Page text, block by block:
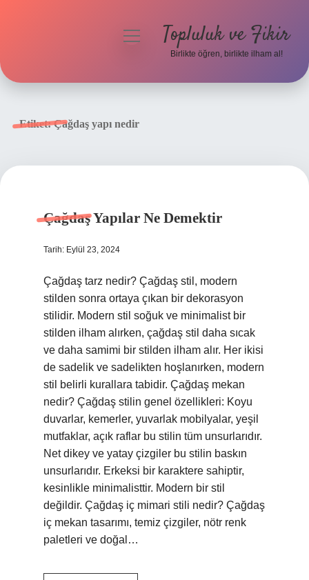
menüyüTopluluk ve Fikir
Birlikte öğren, birlikte ilham al!
Etiket:Çağdaş yapı nedir
Çağdaş Yapılar Ne Demektir
Tarih: Eylül 23, 2024
Çağdaş tarz nedir? Çağdaş stil, modern
stilden sonra ortaya çıkan bir dekorasyon
stilidir. Modern stil soğuk ve minimalist bir
stilden ilham alırken, çağdaş stil daha sıcak
ve daha samimi bir stilden ilham alır. Her ikisi
de sadelik ve sadelikten hoşlanırken, modern
stil belirli kurallara tabidir. Çağdaş mekan
nedir? Çağdaş stilin genel özellikleri: Koyu
duvarlar, kemerler, yuvarlak mobilyalar, yeşil
mutfaklar, açık raflar bu stilin tüm unsurlarıdır.
Net dikey ve yatay çizgiler bu stilin baskın
unsurlarıdır. Erkeksi bir karaktere sahiptir,
kesinlikle minimalisttir. Modern bir stil
değildir. Çağdaş iç mimari stili nedir? Çağdaş
iç mekan tasarımı, temiz çizgiler, nötr renk
paletleri ve doğal…